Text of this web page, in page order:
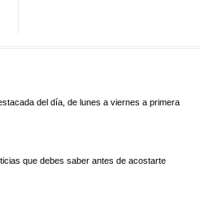
del día, de lunes a viernes a primera
que debes saber antes de acostarte